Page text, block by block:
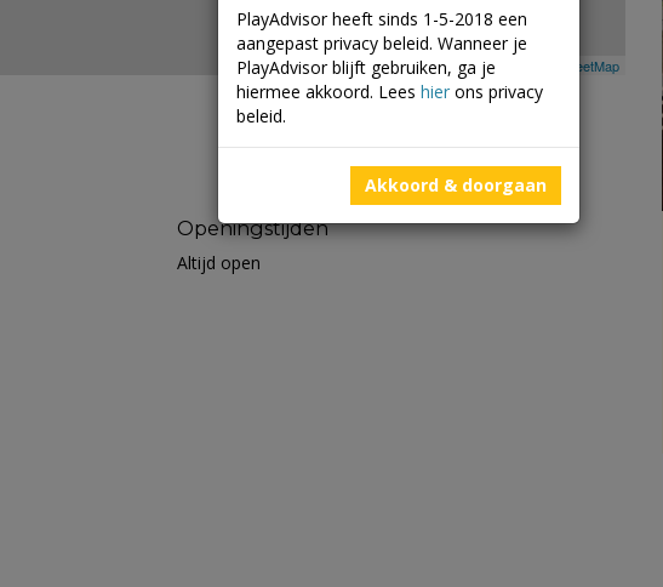
Leaflet| ©Mapbox OpenStreetMap
Openingstijden
Altijd open
PlayAdvisor heeft sinds 1-5-2018 een
aangepast privacy beleid. Wanneer je
PlayAdvisor blijft gebruiken, ga je
hiermee akkoord. Lees hier ons privacy
beleid.
Akkoord & doorgaan